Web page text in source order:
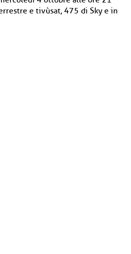
e tivùsat, 475 di Sky e in